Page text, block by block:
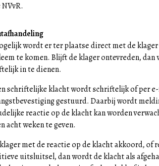
wordt er ter plaatse direct met de
te komen. Blijft de klager ontevreden,
in te dienen.
schriftelijke klacht wordt schriftelijk of per
gestuurd. Daarbij wordt
reactie op de klacht kan worden
acht weken te geven.
met de reactie op de klacht akkoord, of
uitsluitsel, dan wordt de klacht als